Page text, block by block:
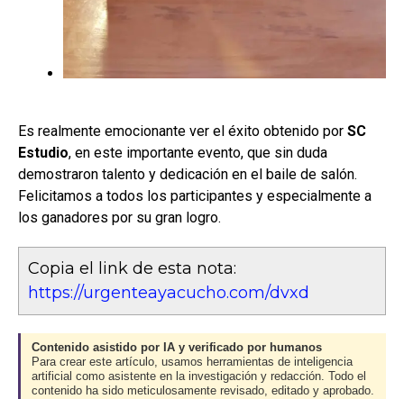
Es realmente emocionante ver el éxito obtenido por SC
Estudio, en este importante evento, que sin duda
demostraron talento y dedicación en el baile de salón.
Felicitamos a todos los participantes y especialmente a
los ganadores por su gran logro.
Copia el link de esta nota:
https://urgenteayacucho.com/dvxd
Contenido asistido por IA y verificado por humanos
Para crear este artículo, usamos herramientas de inteligencia
artificial como asistente en la investigación y redacción. Todo el
contenido ha sido meticulosamente revisado, editado y aprobado.